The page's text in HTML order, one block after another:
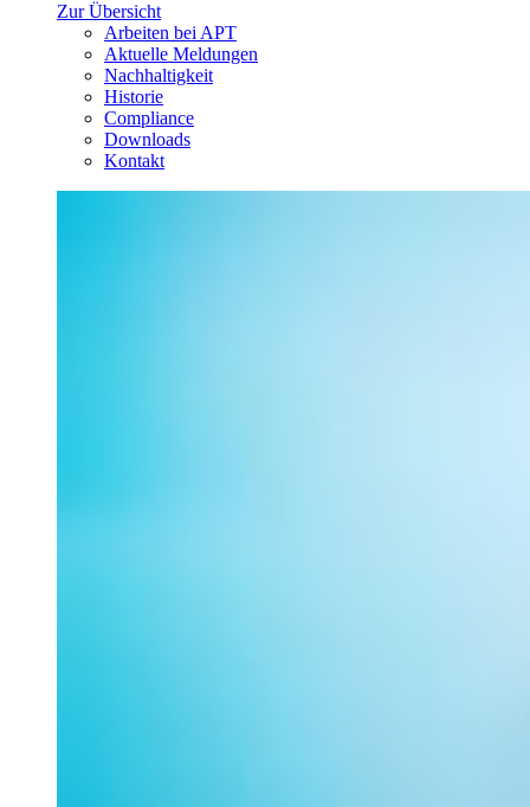
Zur Übersicht
Arbeiten bei APT
Aktuelle Meldungen
Nachhaltigkeit
Historie
Compliance
Downloads
Kontakt